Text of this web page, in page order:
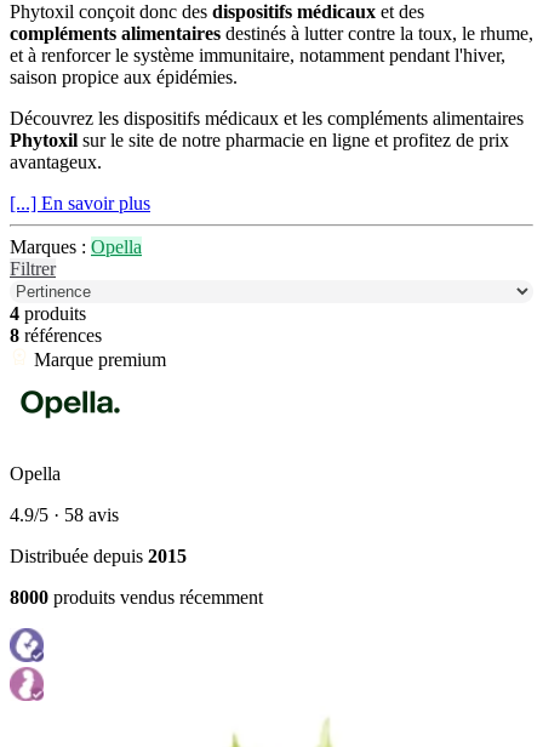
Phytoxil conçoit donc des dispositifs médicaux et des
compléments alimentaires destinés à lutter contre la toux, le rhume,
et à renforcer le système immunitaire, notamment pendant l'hiver,
saison propice aux épidémies.
Découvrez les dispositifs médicaux et les compléments alimentaires
Phytoxil sur le site de notre pharmacie en ligne et profitez de prix
avantageux.
[...] En savoir plus
Marques : Opella
Filtrer
4 produits
8 références
Marque premium
Opella
4.9/5 · 58 avis
Distribuée depuis 2015
8000 produits vendus récemment